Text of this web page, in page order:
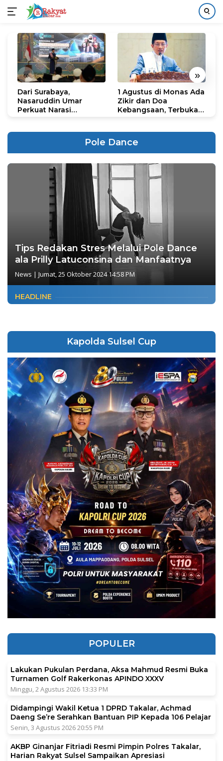
konten
« »
Dari Surabaya,
Nasaruddin Umar
Perkuat Narasi
1 Agustus di Monas Ada
Zikir dan Doa
Kebangsaan, Terbuka
Pole Dance
Tips Redakan Stres Melalui Pole Dance
ala Prilly Latuconsina dan Manfaatnya
News | Jumat, 25 Oktober 2024 14:58 PM
HEADLINE
Kapolda Sulsel Cup
POPULER
Lakukan Pukulan Perdana, Aksa Mahmud Resmi Buka
Turnamen Golf Rakerkonas APINDO XXXV
Minggu, 2 Agustus 2026 13:33 PM
Didampingi Wakil Ketua 1 DPRD Takalar, Achmad
Daeng Se’re Serahkan Bantuan PIP Kepada 106 Pelajar
Senin, 3 Agustus 2026 20:55 PM
AKBP Ginanjar Fitriadi Resmi Pimpin Polres Takalar,
Harian Rakyat Sulsel Sampaikan Apresiasi